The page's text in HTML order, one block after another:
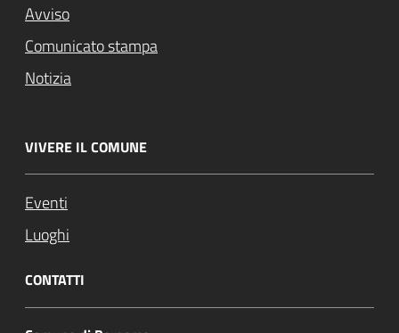
Avviso
Comunicato stampa
Notizia
VIVERE IL COMUNE
Eventi
Luoghi
CONTATTI